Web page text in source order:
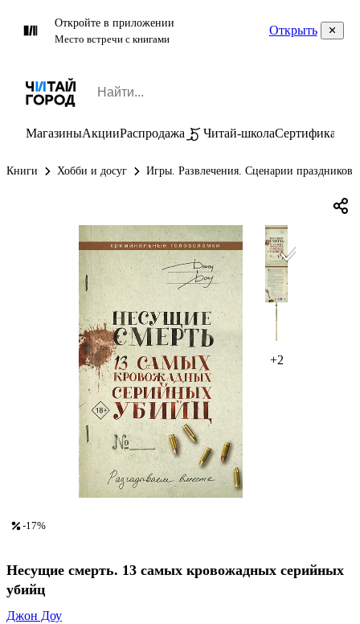
Откройте в приложении
Место встречи с книгами
Открыть
МагазиныАкцииРаспродажа Читай-школаСертификаты
Книги Хобби и досуг Игры. Развлечения. Сценарии праздников
+2
-17%
Несущие смерть. 13 самых кровожадных серийных
убийц
Джон Доу